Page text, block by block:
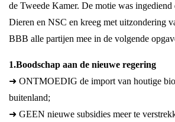
de Tweede Kamer. De motie was
Dieren en NSC en kreeg met uitzondering
BBB alle partijen mee in de volgende
1.Boodschap aan de nieuwe regering
➜ ONTMOEDIG de import van houtige
buitenland;
➜ GEEN nieuwe subsidies meer te